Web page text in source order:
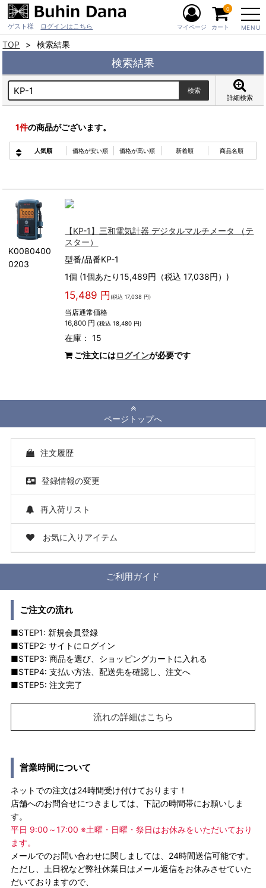
ゲスト様 ログインはこちら MENU
マイページ カート
0
TOP 検索結果
検索結果
詳細検索
1件の商品がございます。
人気順 価格が安い順 価格が高い順 新着順 商品名順
K0080400
0203
【KP-1】三和電気計器 デジタルマルチメータ （テ
スター）
型番/品番KP-1
1個 (1個あたり15,489円（税込 17,038円）)
15,489 円 (税込 17,038 円)
当店通常価格
16,800 円 (税込 18,480 円)
在庫： 15
ご注文にはログインが必要です
ページトップへ
注文履歴
登録情報の変更
再入荷リスト
お気に入りアイテム
ご利用ガイド
ご注文の流れ
■STEP1: 新規会員登録
■STEP2: サイトにログイン
■STEP3: 商品を選び、ショッピングカートに入れる
■STEP4: 支払い方法、配送先を確認し、注文へ
■STEP5: 注文完了
流れの詳細はこちら
営業時間について
ネットでの注文は24時間受け付けております！
店舗へのお問合せにつきましては、下記の時間帯にお願いしま
す。
平日 9:00～17:00 ※土曜・日曜・祭日はお休みをいただいており
ます。
メールでのお問い合わせに関しましては、24時間送信可能です。
ただし、土日祝など弊社休業日はメール返信をお休みさせていた
だいておりますので、